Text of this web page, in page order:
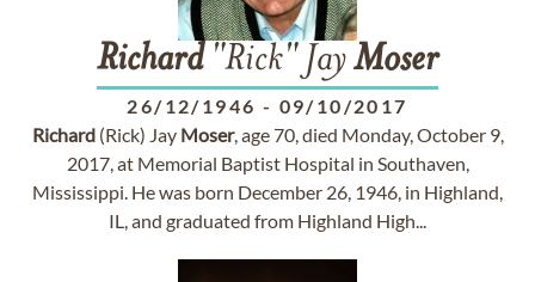
Richard"Rick" JayMoser
26/12/1946 - 09/10/2017
Richard(Rick) Jay Moser, age 70, died Monday, October 9,
2017, at Memorial Baptist Hospital in Southaven,
Mississippi. He was born December 26, 1946, in Highland,
IL, and graduated from Highland High...